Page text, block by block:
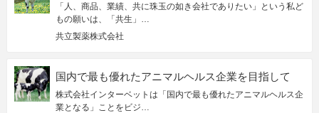
「人、商品、業績、共に珠玉の如き会社でありたい」という私ど
もの願いは、「共生」…
共立製薬株式会社
国内で最も優れたアニマルヘルス企業を目指して
株式会社インターベットは「国内で最も優れたアニマルヘルス企
業となる」ことをビジ…